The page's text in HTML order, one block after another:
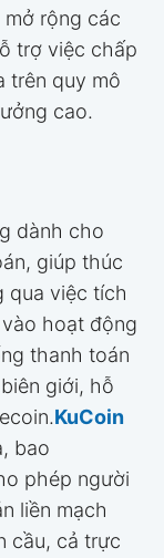
rộng các
trợ việc chấp
trên quy mô
cao.
dành cho
giúp thúc
qua việc tích
hoạt động
thanh toán
giới, hỗ
KuCoin
bao
phép người
liền mạch
cầu, cả trực